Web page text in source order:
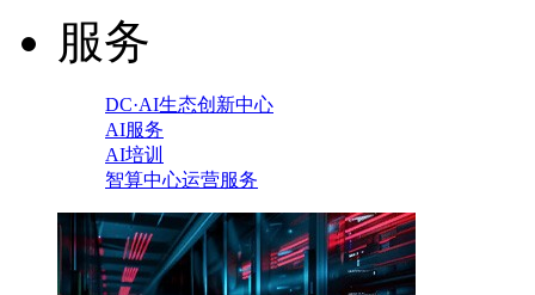
服务
DC·AI生态创新中心
AI服务
AI培训
智算中心运营服务